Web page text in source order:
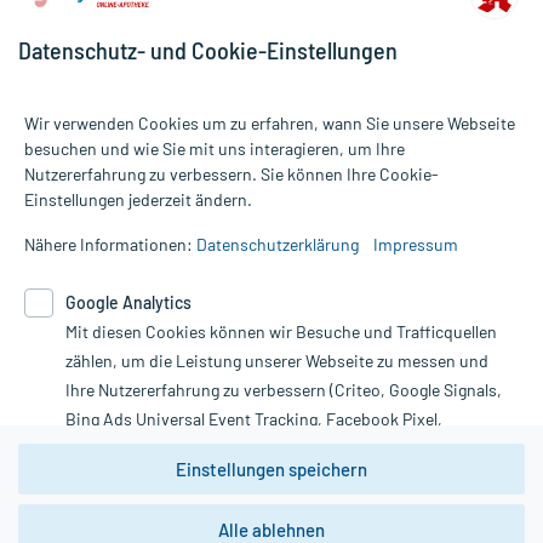
Alle Preise gelten inkl. MwSt., ggf. zzgl. Versandkosten
Informationen auf dieser Website werden ausschließlich für
die Untersuchung und Behandlung durch einen Arzt. Bitte
Therapien eingeleitet werden können. | Diese Webseite benutzt
Google Analytics. Lesen Sie bitte dazu die wichtigen Hinweise in
unserer Datenschutzerklärung. Für den Widerruf einer Bestellung
nutzen Sie das Formular:
Vertrag widerrufen
*Hinweise zu unseren Aktionen und Bewertungen
Datenschutz- und Cookie-Einstellungen
Wir verwenden Cookies um zu erfahren, wann Sie unsere Webseite
besuchen und wie Sie mit uns interagieren, um Ihre
Nutzererfahrung zu verbessern. Sie können Ihre Cookie-
Einstellungen jederzeit ändern.
Nähere Informationen: Datenschutzerklärung Impressum
Google Analytics
Mit diesen Cookies können wir Besuche und Trafficquellen
zählen, um die Leistung unserer Webseite zu messen und
Ihre Nutzererfahrung zu verbessern (Criteo, Google Signals,
Bing Ads Universal Event Tracking, Facebook Pixel,
Youtube-Social Plugin).
Wir weisen darauf hin, dass die
zwingend den Europäischen Anforderungen gem. EU-
Einstellungen speichern
Alle ablehnen